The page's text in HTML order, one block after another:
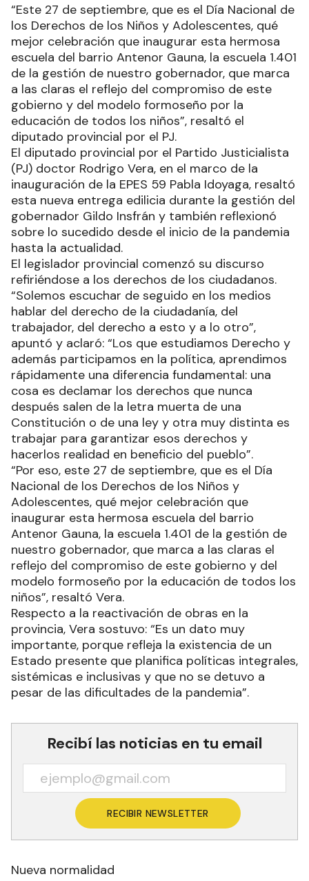
“Este 27 de septiembre, que es el Día Nacional de
los Derechos de los Niños y Adolescentes, qué
mejor celebración que inaugurar esta hermosa
escuela del barrio Antenor Gauna, la escuela 1.401
de la gestión de nuestro gobernador, que marca
a las claras el reflejo del compromiso de este
gobierno y del modelo formoseño por la
educación de todos los niños”, resaltó el
diputado provincial por el PJ.
El diputado provincial por el Partido Justicialista
(PJ) doctor Rodrigo Vera, en el marco de la
inauguración de la EPES 59 Pabla Idoyaga, resaltó
esta nueva entrega edilicia durante la gestión del
gobernador Gildo Insfrán y también reflexionó
sobre lo sucedido desde el inicio de la pandemia
hasta la actualidad.
El legislador provincial comenzó su discurso
refiriéndose a los derechos de los ciudadanos.
“Solemos escuchar de seguido en los medios
hablar del derecho de la ciudadanía, del
trabajador, del derecho a esto y a lo otro”,
apuntó y aclaró: “Los que estudiamos Derecho y
además participamos en la política, aprendimos
rápidamente una diferencia fundamental: una
cosa es declamar los derechos que nunca
después salen de la letra muerta de una
Constitución o de una ley y otra muy distinta es
trabajar para garantizar esos derechos y
hacerlos realidad en beneficio del pueblo”.
“Por eso, este 27 de septiembre, que es el Día
Nacional de los Derechos de los Niños y
Adolescentes, qué mejor celebración que
inaugurar esta hermosa escuela del barrio
Antenor Gauna, la escuela 1.401 de la gestión de
nuestro gobernador, que marca a las claras el
reflejo del compromiso de este gobierno y del
modelo formoseño por la educación de todos los
niños”, resaltó Vera.
Respecto a la reactivación de obras en la
provincia, Vera sostuvo: “Es un dato muy
importante, porque refleja la existencia de un
Estado presente que planifica políticas integrales,
sistémicas e inclusivas y que no se detuvo a
pesar de las dificultades de la pandemia”.
Recibí las noticias en tu email
RECIBIR NEWSLETTER
Nueva normalidad